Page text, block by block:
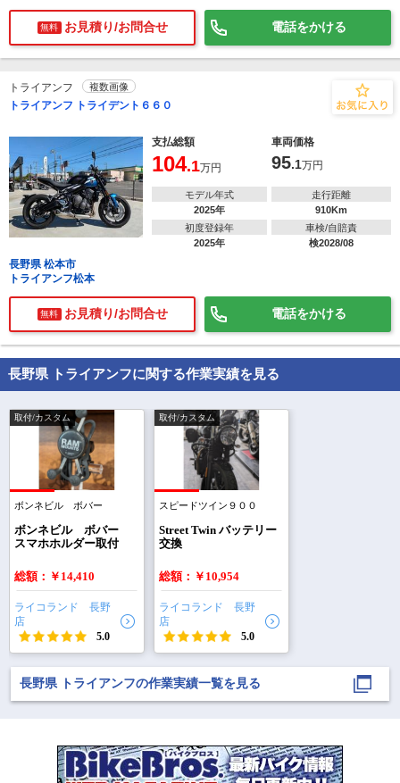
無料 お見積り/お問合せ 電話をかける
トライアンフ 複数画像
トライアンフ トライデント６６０
支払総額 車両価格
104.1万円 95.1万円
モデル年式
2025年
走行距離
910Km
初度登録年
2025年
車検/自賠責
検2028/08
長野県 松本市
トライアンフ松本
無料 お見積り/お問合せ 電話をかける
長野県 トライアンフに関する作業実績を見る
取付/カスタム
ボンネビル ボバー
ボンネビル ボバー
スマホホルダー取付
総額：￥14,410
ライコランド 長野
店
5.0
取付/カスタム
スピードツイン９００
Street Twin バッテリー
交換
総額：￥10,954
ライコランド 長野
店
5.0
長野県 トライアンフの作業実績一覧を見る
で 相場をチェック！
車種選択するだけ、かんたん相場検索
車種